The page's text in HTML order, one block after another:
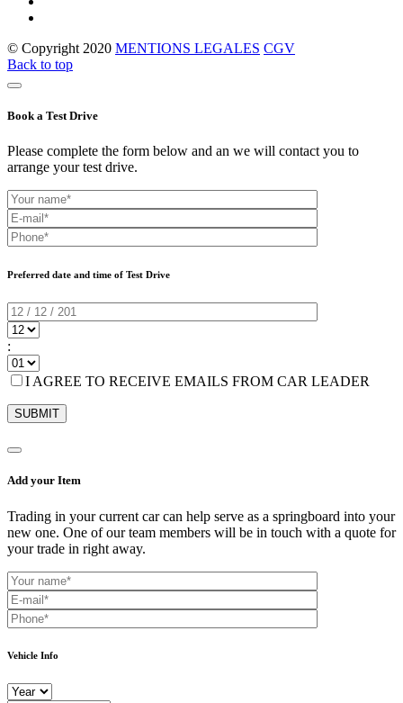
© Copyright 2020 MENTIONS LEGALES CGV
Back to top
Book a Test Drive
Please complete the form below and an we will contact you to
arrange your test drive.
Preferred date and time of Test Drive
:
I AGREE TO RECEIVE EMAILS FROM CAR LEADER
Add your Item
Trading in your current car can help serve as a springboard into your
new one. One of our team members will be in touch with a quote for
your trade in right away.
Vehicle Info